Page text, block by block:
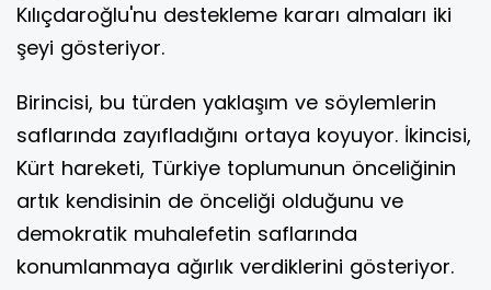
Kılıçdaroğlu'nu destekleme kararı almaları iki
şeyi gösteriyor.
Birincisi, bu türden yaklaşım ve söylemlerin
saflarında zayıfladığını ortaya koyuyor. İkincisi,
Kürt hareketi, Türkiye toplumunun önceliğinin
artık kendisinin de önceliği olduğunu ve
demokratik muhalefetin saflarında
konumlanmaya ağırlık verdiklerini gösteriyor.